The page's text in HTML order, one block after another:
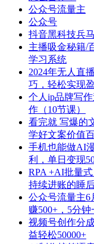
公众号流量主
公众号
抖音黑科技兵
主播吸金秘籍/
学习系统
2024年无人直
巧，轻松实现
个人ip品牌写
作（10节课）
看完就 写爆的
学好文案价值
手机也能做AI
利，单日变现
RPA +AI批量
持续进账的睡
公众号流量主6
赚500+，5分钟
视频号创作分
益轻松50000+